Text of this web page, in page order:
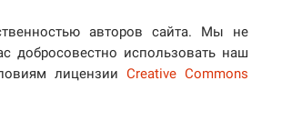
авторов сайта. Мы не
добросовестно использовать наш
лицензии Creative Commons